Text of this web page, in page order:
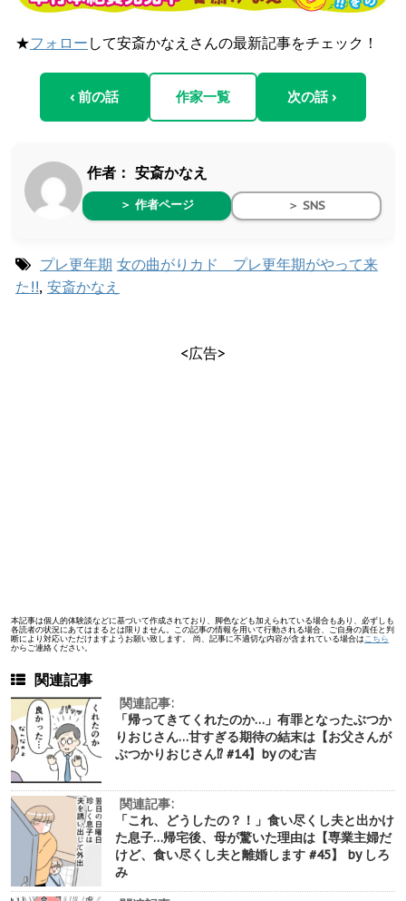
★フォロー して安斎かなえさんの最新記事をチェック！
‹ 前の話 作家一覧 次の話 ›
作者： 安斎かなえ
＞ 作者ページ ＞ SNS
プレ更年期 女の曲がりカド プレ更年期がやって来
た!!, 安斎かなえ
<広告>
本記事は個人的体験談などに基づいて作成されており、脚色なども加えられている場合もあり、必ずしも
各読者の状況にあてはまるとは限りません。この記事の情報を用いて行動される場合、ご自身の責任と判
断により対応いただけますようお願い致します。 尚、記事に不適切な内容が含まれている場合は こちら
からご連絡ください。
関連記事
関連記事:
「帰ってきてくれたのか…」有罪となったぶつか
りおじさん…甘すぎる期待の結末は【お父さんが
ぶつかりおじさん⁉︎ #14】by のむ吉
関連記事:
「これ、どうしたの？！」食い尽くし夫と出かけ
た息子…帰宅後、母が驚いた理由は【専業主婦だ
けど、食い尽くし夫と離婚します #45】 by しろ
み